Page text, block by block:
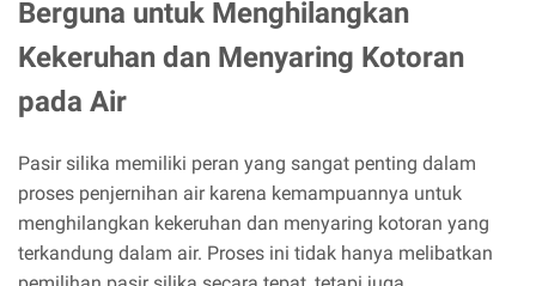
Berguna untuk Menghilangkan
Kekeruhan dan Menyaring Kotoran
pada Air
Pasir silika memiliki peran yang sangat penting dalam
proses penjernihan air karena kemampuannya untuk
menghilangkan kekeruhan dan menyaring kotoran yang
terkandung dalam air. Proses ini tidak hanya melibatkan